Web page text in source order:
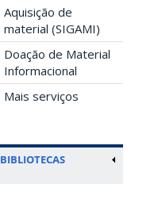
Aquisição de
material (SIGAMI)
Doação de Material
Informacional
Mais serviços
BIBLIOTECAS